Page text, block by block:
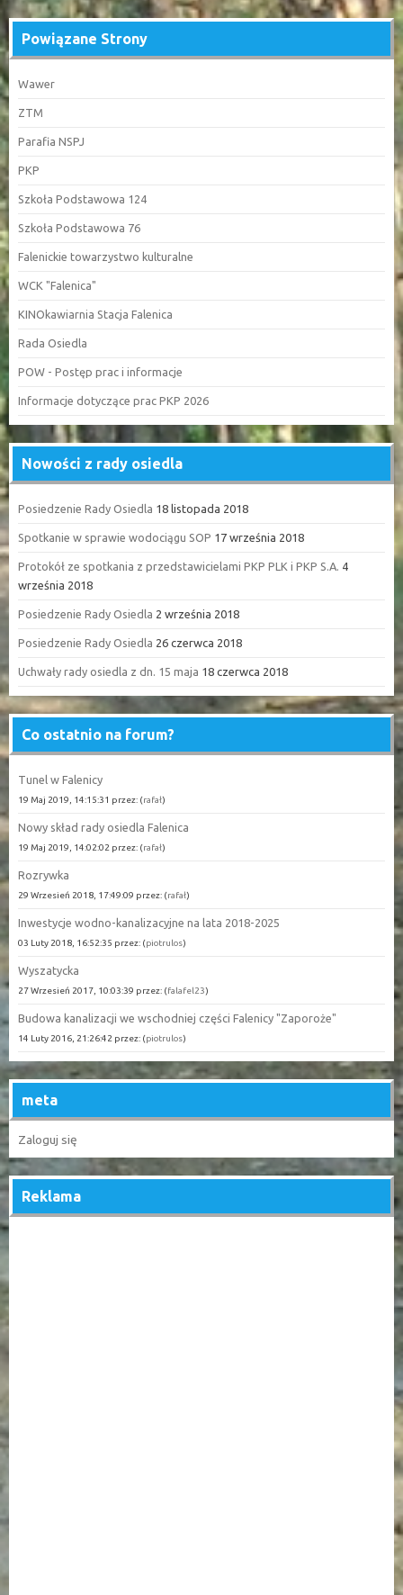
Powiązane Strony
Wawer
ZTM
Parafia NSPJ
PKP
Szkoła Podstawowa 124
Szkoła Podstawowa 76
Falenickie towarzystwo kulturalne
WCK "Falenica"
KINOkawiarnia Stacja Falenica
Rada Osiedla
POW - Postęp prac i informacje
Informacje dotyczące prac PKP 2026
Nowości z rady osiedla
Posiedzenie Rady Osiedla 18 listopada 2018
Spotkanie w sprawie wodociągu SOP 17 września 2018
Protokół ze spotkania z przedstawicielami PKP PLK i PKP S.A. 4
września 2018
Posiedzenie Rady Osiedla 2 września 2018
Posiedzenie Rady Osiedla 26 czerwca 2018
Uchwały rady osiedla z dn. 15 maja 18 czerwca 2018
Co ostatnio na forum?
Tunel w Falenicy
19 Maj 2019, 14:15:31 przez: (rafał)
Nowy skład rady osiedla Falenica
19 Maj 2019, 14:02:02 przez: (rafał)
Rozrywka
29 Wrzesień 2018, 17:49:09 przez: (rafał)
Inwestycje wodno-kanalizacyjne na lata 2018-2025
03 Luty 2018, 16:52:35 przez: (piotrulos)
Wyszatycka
27 Wrzesień 2017, 10:03:39 przez: (falafel23)
Budowa kanalizacji we wschodniej części Falenicy "Zaporoże"
14 Luty 2016, 21:26:42 przez: (piotrulos)
meta
Zaloguj się
Reklama